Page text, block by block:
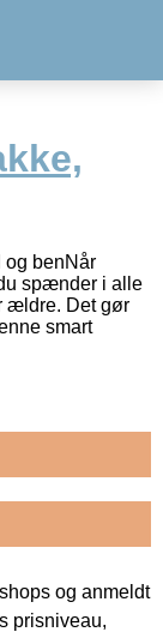
og benNår
spænder i alle
ældre. Det gør
smart
og anmeldt
prisniveau,